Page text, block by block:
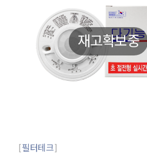
재고확보중
필터테크